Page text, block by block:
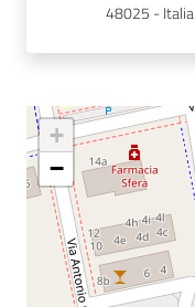
Concorsi
Seguici
su
48025 - Italia
+
−